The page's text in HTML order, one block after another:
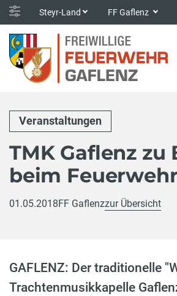
Steyr-Land FF Gaflenz
Veranstaltungen
TMK Gaflenz zu
beim
01.05.2018FF Gaflenzzur Übersicht
GAFLENZ: Der traditionelle
Trachtenmusikkapelle